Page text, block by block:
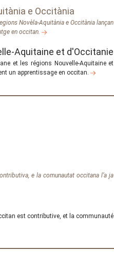
e Occitània
Novèla-Aquitània e Occitània lançan
en occitan.
Aquitaine et d'Occitanie
et les régions Nouvelle-Aquitaine et
un apprentissage en occitan.
e la comunautat occitana l’a ja
est contributive, et la communauté